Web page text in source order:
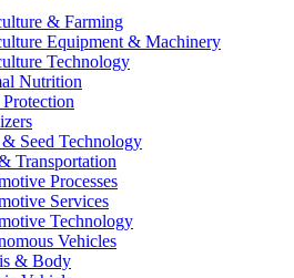
& Farming
Equipment & Machinery
Technology
Nutrition
& Seed Technology
Transportation
Processes
Services
Technology
Vehicles
& Body